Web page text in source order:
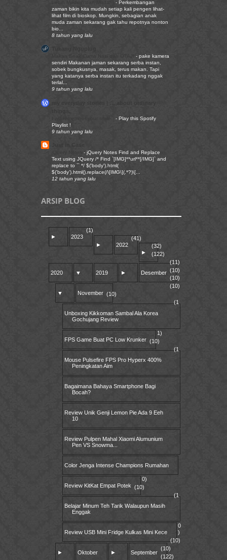
- Perkembangan
zaman bikin kita mudah setiap kali pengen lihat-
lihat film di bioskop. Mungkin, sebagian anak
muda zaman sekarang gak tahu repotnya nonton
bio...
8 tahun yang lalu
- pake kamera
sendiri Makanan jaman sekarang serba instan,
sobek bungkusnya, masak, terus makan. Tapi
yang katanya serba instan itu terkadang nggak
terlal...
9 tahun yang lalu
- Play this Spotify
Playlist !
9 tahun yang lalu
- jQuery Notes Find and Replace
Text using JQuery /* Find `[IMG]**url**[/IMG]` and
replace to `` */ $('body').html(
$('body').html().replace(/\[IMG\](.*?)\[...
12 tahun yang lalu
ARSIP BLOG
► 2023
(1)
► 2022
(41)
►
2020
(32)
▼ 2019
(122)
► Desember
(11)
▼ November
(10)
Unboxing Kikkoman Sambal Ala Korea
Gochujang Review
FPS Game Buat PC Low Krunker
Mouse Pulsefire FPS Pro Hyperx 400%
Peningkatan Aim
Bagaimana Bahaya Smartphone Bagi
Bocah?
Review Unik Genji Lemon Pie Ada 9 Eeh
10
Review Pulpen Mahal Xiaomi Alumunium
Pen VS Snowma...
Color Jenga Intense Champions Rumahan
Review KitKat Empat Potek
Belajar Minum Teh Tarik Walaupun Masih
Enggak
Review USB Mini Fridge Kulkas Mini Kece
► Oktober
(10)
► September
(10)
(10)
(1
1)
(10)
(1
0)
(10)
(1
0
)
(10)
(10)
(122)